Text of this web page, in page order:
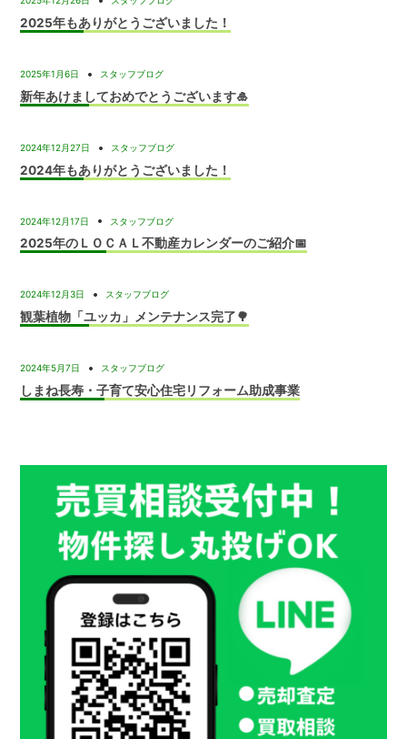
ン
2025年もありがとうございました！
2025年1月6日 スタッフブログ
新年あけましておめでとうございます🎍
2024年12月27日 スタッフブログ
2024年もありがとうございました！
2024年12月17日 スタッフブログ
2025年のＬＯＣＡＬ不動産カレンダーのご紹介📅
2024年12月3日 スタッフブログ
観葉植物「ユッカ」メンテナンス完了🌳
2024年5月7日 スタッフブログ
しまね長寿・子育て安心住宅リフォーム助成事業